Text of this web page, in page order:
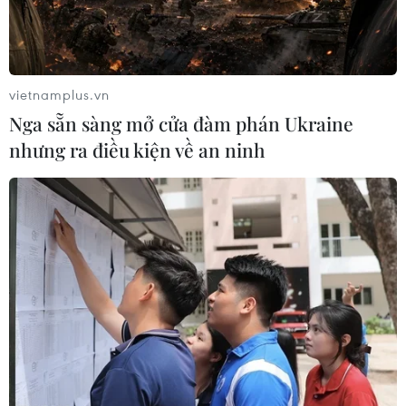
Khách tham quan triển lãm ảnh “Chủ tịch Hồ Chí Minh sống
mãi trong lòng dân tộc Việt Nam.” (Ảnh: Thanh Vũ/TTXVN)
Ngày 16/5, Sở Văn hóa Thể thao và Du lịch
Thành phố Hồ Chí Minh đã tổ chức Triển lãm kỷ
niệm 124 năm Ngày sinh Chủ tịch Hồ Chí Minh
tại Công viên Lam Sơn và Nhà Văn hóa Thanh
vietnamplus.vn
Nga sẵn sàng mở cửa đàm phán Ukraine
nhưng ra điều kiện về an ninh